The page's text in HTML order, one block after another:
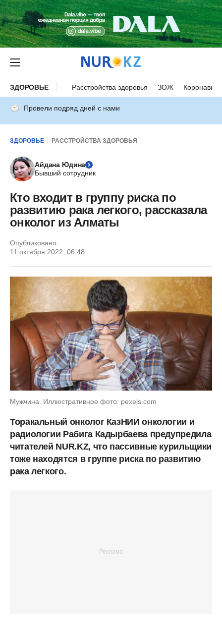
ЗДОРОВЬЕ Расстройства здоровья ЗОЖ
Провели подряд дней с нами
ЗДОРОВЬЕ РАССТРОЙСТВА ЗДОРОВЬЯ
Айдана Юдина
Бывший сотрудник
Кто входит в группу риска по
развитию рака легкого, рассказала
онколог из Алматы
Опубликовано:
11 октября 2022, 06:48
Мужчина. Иллюстративное фото: pexels.com
Торакальный онколог КазНИИ онкологии и
радиологии Рабига Кадырбаева предупредила
читателей NUR.KZ, что пассивные курильщики
тоже находятся в группе риска по развитию
рака легкого.